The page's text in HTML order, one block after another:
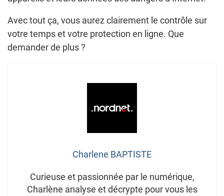
Avec tout ça, vous aurez clairement le contrôle sur
votre temps et votre protection en ligne. Que
demander de plus ?
Charlene BAPTISTE
Curieuse et passionnée par le numérique,
Charlène analyse et décrypte pour vous les